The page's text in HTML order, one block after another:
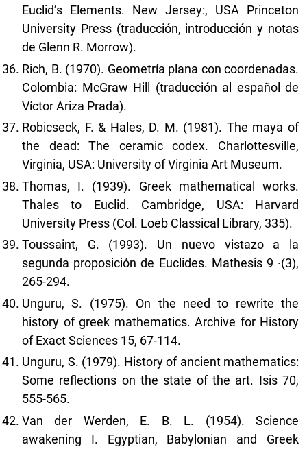
Euclid’s Elements. New Jersey:, USA Princeton
University Press (traducción, introducción y notas
de Glenn R. Morrow).
Rich, B. (1970). Geometría plana con coordenadas.
Colombia: McGraw Hill (traducción al español de
Víctor Ariza Prada).
Robicseck, F. & Hales, D. M. (1981). The maya of
the dead: The ceramic codex. Charlottesville,
Virginia, USA: University of Virginia Art Museum.
Thomas, I. (1939). Greek mathematical works.
Thales to Euclid. Cambridge, USA: Harvard
University Press (Col. Loeb Classical Library, 335).
Toussaint, G. (1993). Un nuevo vistazo a la
segunda proposición de Euclides. Mathesis 9 ·(3),
265-294.
Unguru, S. (1975). On the need to rewrite the
history of greek mathematics. Archive for History
of Exact Sciences 15, 67-114.
Unguru, S. (1979). History of ancient mathematics:
Some reflections on the state of the art. Isis 70,
555-565.
Van der Werden, E. B. L. (1954). Science
awakening I. Egyptian, Babylonian and Greek